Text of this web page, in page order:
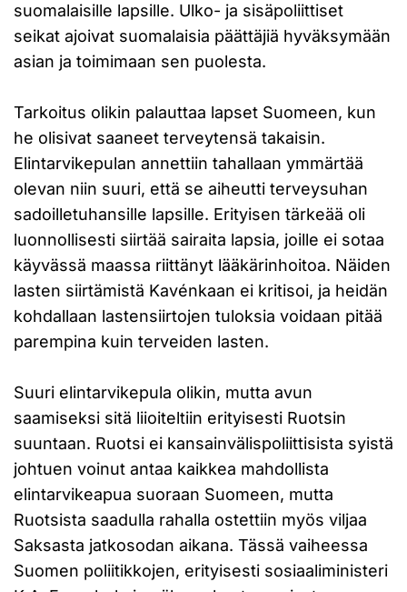
suomalaisille lapsille. Ulko- ja sisäpoliittiset
seikat ajoivat suomalaisia päättäjiä hyväksymään
asian ja toimimaan sen puolesta.
Tarkoitus olikin palauttaa lapset Suomeen, kun
he olisivat saaneet terveytensä takaisin.
Elintarvikepulan annettiin tahallaan ymmärtää
olevan niin suuri, että se aiheutti terveysuhan
sadoilletuhansille lapsille. Erityisen tärkeää oli
luonnollisesti siirtää sairaita lapsia, joille ei sotaa
käyvässä maassa riittänyt lääkärinhoitoa. Näiden
lasten siirtämistä Kavénkaan ei kritisoi, ja heidän
kohdallaan lastensiirtojen tuloksia voidaan pitää
parempina kuin terveiden lasten.
Suuri elintarvikepula olikin, mutta avun
saamiseksi sitä liioiteltiin erityisesti Ruotsin
suuntaan. Ruotsi ei kansainvälispoliittisista syistä
johtuen voinut antaa kaikkea mahdollista
elintarvikeapua suoraan Suomeen, mutta
Ruotsista saadulla rahalla ostettiin myös viljaa
Saksasta jatkosodan aikana. Tässä vaiheessa
Suomen poliitikkojen, erityisesti sosiaaliministeri